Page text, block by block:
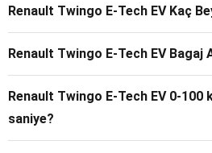
Renault Twingo E-Tech EV Kaç
82 beygir 175 nm tork güç üretiyor.
Renault Twingo E-Tech EV Bagaj
360 litre.
Renault Twingo E-Tech EV 0-100
saniye?
Renault Twingo E-Tech 12.1